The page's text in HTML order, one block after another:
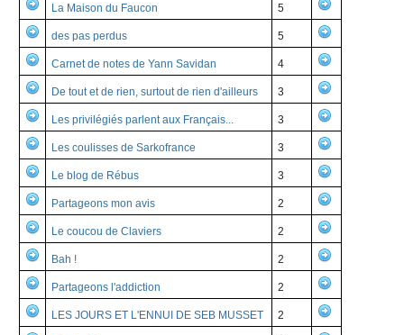
La Maison du Faucon 5
des pas perdus 5
Carnet de notes de Yann Savidan 4
De tout et de rien, surtout de rien d'ailleurs 3
Les privilégiés parlent aux Français... 3
Les coulisses de Sarkofrance 3
Le blog de Rébus 3
Partageons mon avis 2
Le coucou de Claviers 2
Bah ! 2
Partageons l'addiction 2
LES JOURS ET L'ENNUI DE SEB MUSSET 2